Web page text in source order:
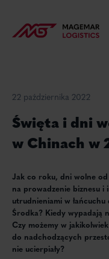
22 października 2022
Święta i dni
w Chinach w
Jak co roku, dni wolne
na prowadzenie biznesu
utrudnieniami w
Środka? Kiedy wypadają
Czy możemy w
do nadchodzących
nie ucierpiały?